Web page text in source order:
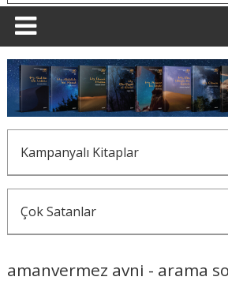
Kampanyalı Kitaplar
Çok Satanlar
amanvermez avni - arama